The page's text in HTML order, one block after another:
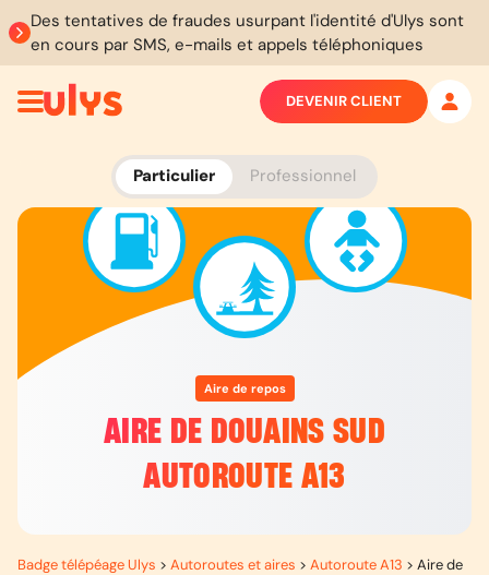
Des tentatives de fraudes usurpant l'identité d'Ulys sont
en cours par SMS, e-mails et appels téléphoniques
Particulier Professionnel
DEVENIR CLIENT
Aire de repos
AIRE DE DOUAINS SUD
AUTOROUTE A13
Badge télépéage Ulys > Autoroutes et aires > Autoroute A13 > Aire de